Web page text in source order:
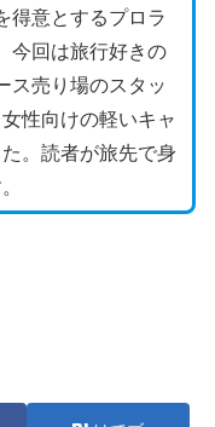
得意とするプロラ
今回は旅行好きの
ス売り場のスタッ
性向けの軽いキャ
。読者が旅先で身